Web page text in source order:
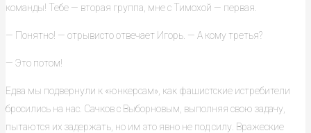
команды! Тебе — вторая группа, мне с Тимохой — первая.
— Понятно! — отрывисто отвечает Игорь. — А кому третья?
— Это потом!
Едва мы подвернули к «юнкерсам», как фашистские истребители
бросились на нас. Сачков с Выборновым, выполняя свою задачу,
пытаются их задержать, но им это явно не под силу. Вражеские